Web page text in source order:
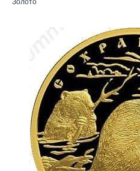
Золото